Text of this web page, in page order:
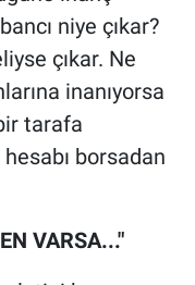
niye çıkar?
çıkar. Ne
inanıyorsa
tarafa
borsadan
VARSA..."